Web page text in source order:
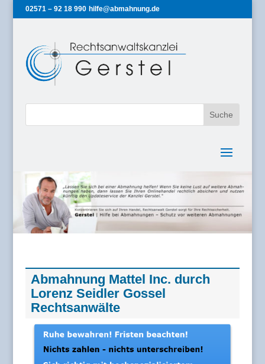
02571 – 92 18 990 hilfe@abmahnung.de
Abmahnung Mattel Inc. durch
Lorenz Seidler Gossel
Rechtsanwälte